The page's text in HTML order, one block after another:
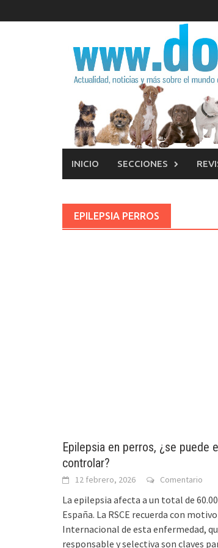
al
INICIO SECCIONES
EPILEPSIA PERROS
Epilepsia en perros, ¿se puede
controlar?
12 febrero, 2026 Comentario
La epilepsia afecta a un total de
España. La RSCE recuerda con
Internacional de esta enfermedad,
responsable y selectiva son claves